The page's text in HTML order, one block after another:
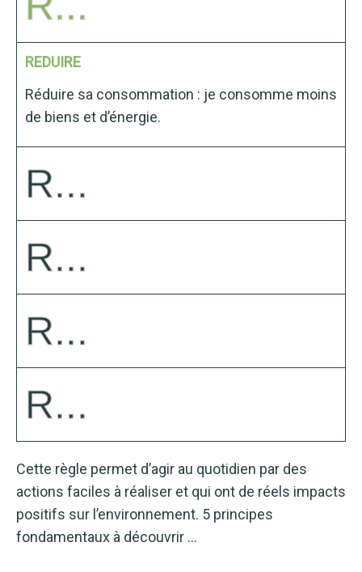
REDUIRE
Réduire sa consommation : je consomme moins
de biens et d’énergie.
R...
R...
R...
R...
Cette règle permet d’agir au quotidien par des
actions faciles à réaliser et qui ont de réels impacts
positifs sur l’environnement. 5 principes
fondamentaux à découvrir …